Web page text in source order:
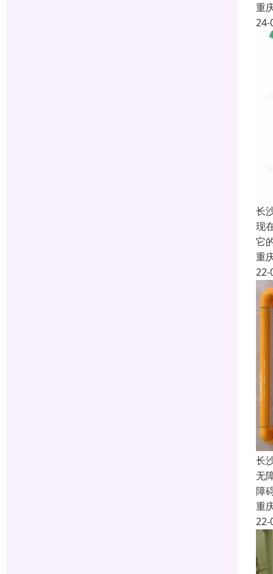
重
24-
长
现
它
重
22-
长
无
障
重
22-